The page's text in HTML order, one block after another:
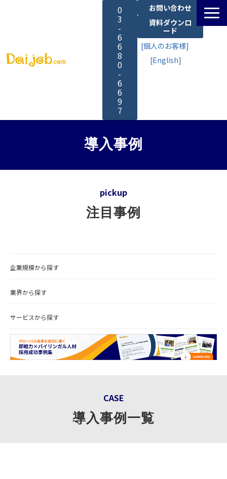
0
3
-
6
6
8
0
-
6
6
9
7
お問い合わせ
資料ダウンロ
ード
[個人のお客様]
[English]
導入事例
pickup
注目事例
企業規模から探す
業界から探す
サービスから探す
CASE
導入事例一覧